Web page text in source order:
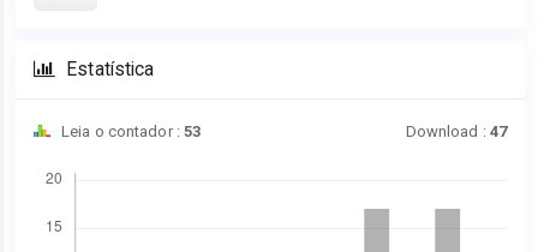
Estatística
Leia o contador : 53 Download : 47